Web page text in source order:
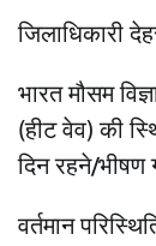
जिलाधिकारी
भारत मौसम
(हीट वेव) की
दिन रहने/भीषण
वर्तमान